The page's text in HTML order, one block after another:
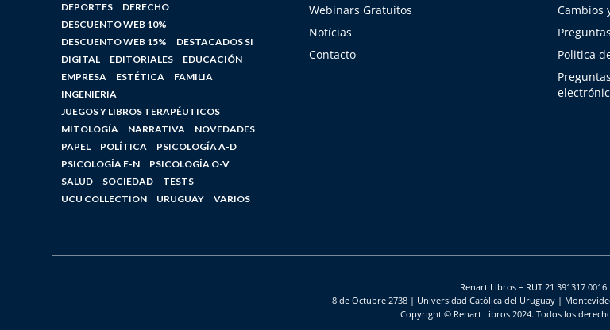
DEPORTES
DERECHO
DESCUENTO WEB 10%
DESCUENTO WEB 15%
DESTACADOS SI
DIGITAL
EDITORIALES
EDUCACIÓN
EMPRESA
ESTÉTICA
FAMILIA
INGENIERIA
JUEGOS Y LIBROS TERAPÉUTICOS
MITOLOGÍA
NARRATIVA
NOVEDADES
PAPEL
POLÍTICA
PSICOLOGÍA A-D
PSICOLOGÍA E-N
PSICOLOGÍA O-V
SALUD
SOCIEDAD
TESTS
UCU COLLECTION
URUGUAY VARIOS
Webinars Gratuitos
Notícias
Contacto
Cambios
Politica
Renart Libros – RUT 21 391317 0016
8 de Octubre 2738 | Universidad Católica del Uruguay |
Copyright © Renart Libros 2024. Todos los